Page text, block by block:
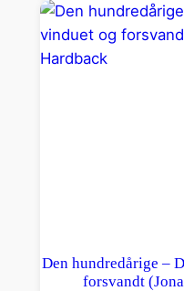
Den hundredårige –
forsvandt